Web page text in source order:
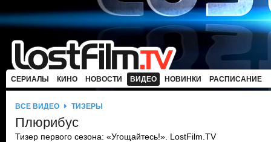
СЕРИАЛЫ КИНО НОВОСТИ ВИДЕО НОВИНКИ РАСПИСАНИЕ
ВСЕ ВИДЕО ТИЗЕРЫ
Плюрибус
Тизер первого сезона: «Угощайтесь!». LostFilm.TV